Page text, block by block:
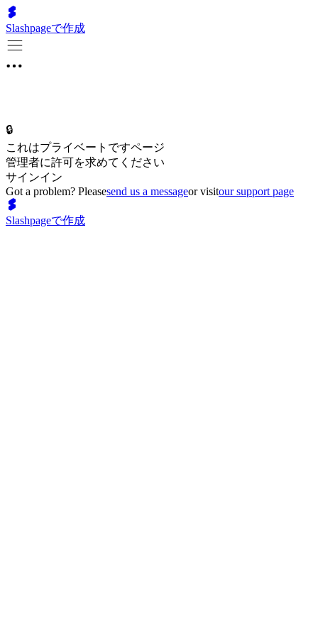
Slashpageで作成
🔒
これはプライベートですページ
管理者に許可を求めてください
サインイン
Got a problem? Pleasesend us a messageor visitour support page
Slashpageで作成